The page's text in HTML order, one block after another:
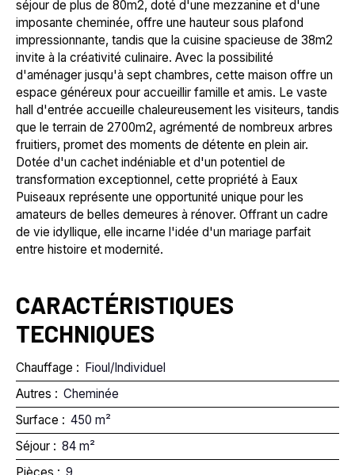
séjour de plus de 80m2, doté d'une mezzanine et d'une
imposante cheminée, offre une hauteur sous plafond
impressionnante, tandis que la cuisine spacieuse de 38m2
invite à la créativité culinaire. Avec la possibilité
d'aménager jusqu'à sept chambres, cette maison offre un
espace généreux pour accueillir famille et amis. Le vaste
hall d'entrée accueille chaleureusement les visiteurs, tandis
que le terrain de 2700m2, agrémenté de nombreux arbres
fruitiers, promet des moments de détente en plein air.
Dotée d'un cachet indéniable et d'un potentiel de
transformation exceptionnel, cette propriété à Eaux
Puiseaux représente une opportunité unique pour les
amateurs de belles demeures à rénover. Offrant un cadre
de vie idyllique, elle incarne l'idée d'un mariage parfait
entre histoire et modernité.
CARACTÉRISTIQUES
TECHNIQUES
Chauffage : Fioul/Individuel
Autres : Cheminée
Surface : 450 m²
Séjour : 84 m²
Pièces : 9